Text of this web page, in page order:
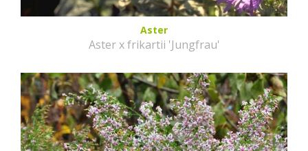
Aster
Aster x frikartii 'Jungfrau'